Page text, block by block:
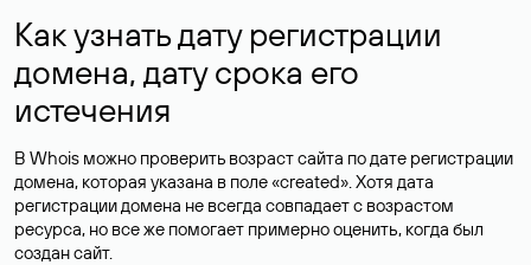
Как узнать дату регистрации
домена, дату срока его
истечения
В Whois можно проверить возраст сайта по дате регистрации
домена, которая указана в поле «created». Хотя дата
регистрации домена не всегда совпадает с возрастом
ресурса, но все же помогает примерно оценить, когда был
создан сайт.